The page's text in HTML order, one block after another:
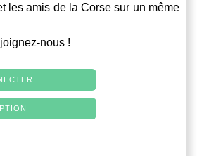
les amis de la Corse sur un même
nous !